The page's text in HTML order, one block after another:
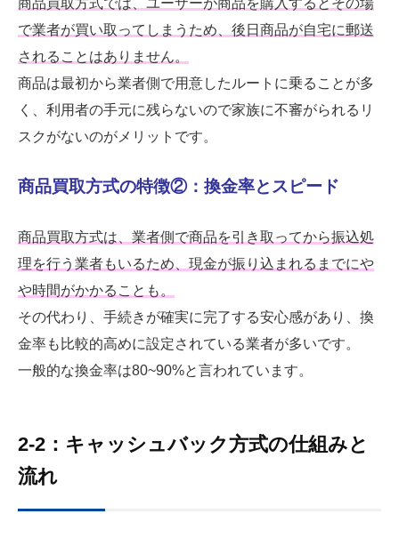
商品買取方式では、ユーザーが商品を購入するとその場
で業者が買い取ってしまうため、後日商品が自宅に郵送
されることはありません。
商品は最初から業者側で用意したルートに乗ることが多
く、利用者の手元に残らないので家族に不審がられるリ
スクがないのがメリットです。
商品買取方式の特徴②：換金率とスピード
商品買取方式は、業者側で商品を引き取ってから振込処
理を行う業者もいるため、現金が振り込まれるまでにや
や時間がかかることも。
その代わり、手続きが確実に完了する安心感があり、換
金率も比較的高めに設定されている業者が多いです。
一般的な換金率は80~90%と言われています。
2-2：キャッシュバック方式の仕組みと
流れ